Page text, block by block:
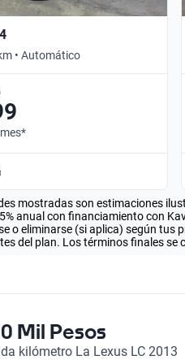
• Automático
mostradas son estimaciones
anual con financiamiento con
o eliminarse (si aplica) según
del plan. Los términos finales
Mil Pesos
kilómetro La Lexus LC 2013